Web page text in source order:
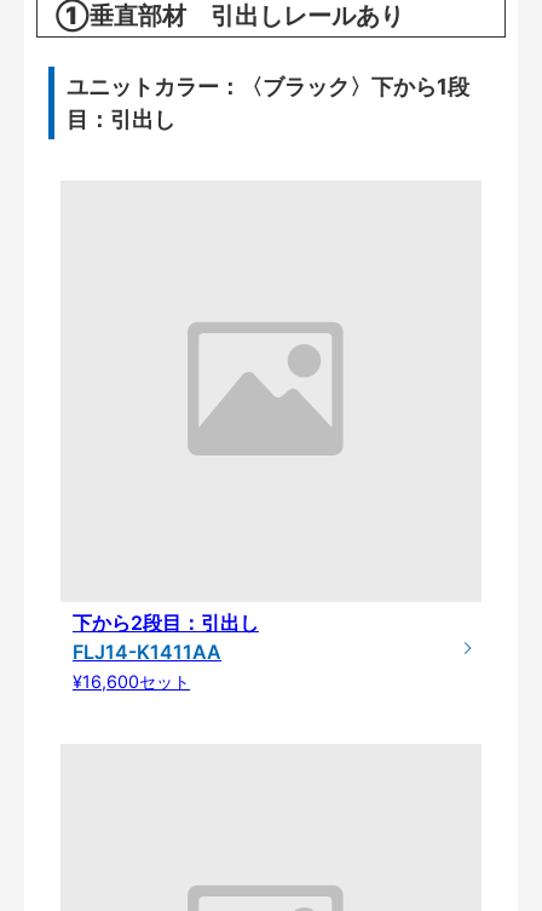
①垂直部材 引出しレールあり
ユニットカラー：〈ブラック〉下から1段
目：引出し
下から2段目：引出し
FLJ14-K1411AA
¥16,600セット